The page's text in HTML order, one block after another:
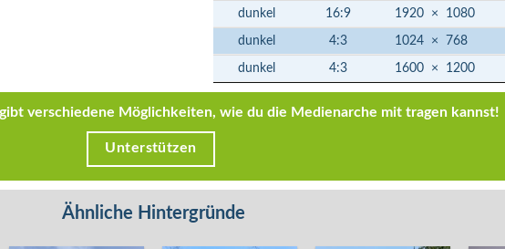
dunkel 16:9 1920 × 1080
dunkel 4:3 1024 × 768
dunkel 4:3 1600 × 1200
verschiedene Möglichkeiten, wie du die Medienarche mit tragen kannst!
Unterstützen
Ähnliche Hintergründe